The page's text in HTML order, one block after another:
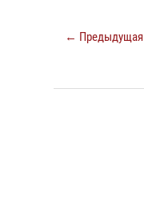
← Предыдущая